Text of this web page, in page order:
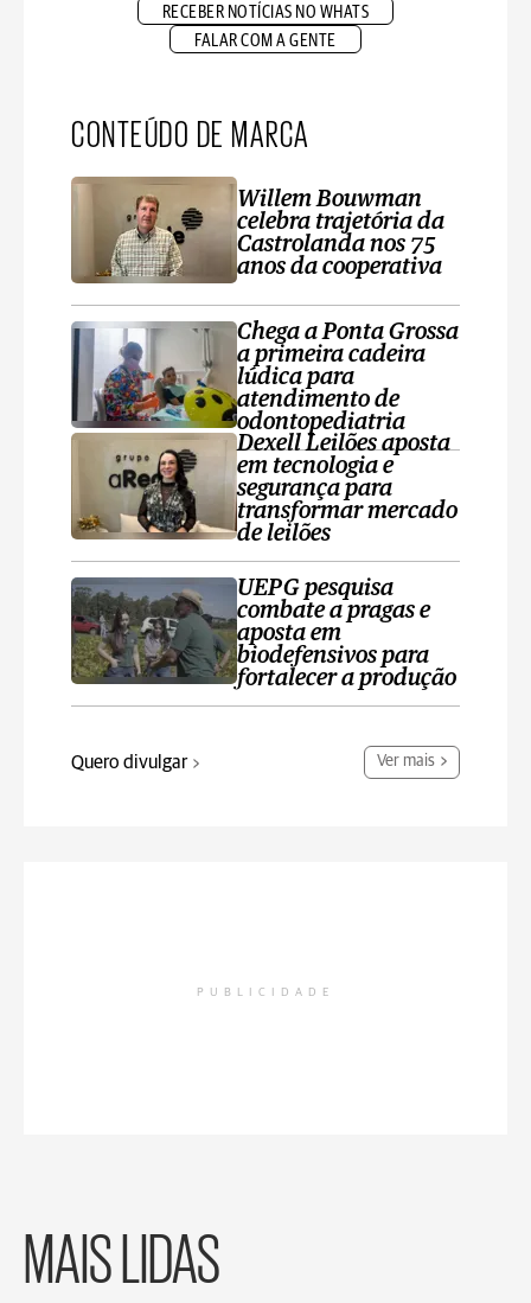
RECEBER NOTÍCIAS NO WHATS
FALAR COM A GENTE
CONTEÚDO DE MARCA
Willem Bouwman
celebra trajetória da
Castrolanda nos 75
anos da cooperativa
Chega a Ponta Grossa
a primeira cadeira
lúdica para
atendimento de
odontopediatria
Dexell Leilões aposta
em tecnologia e
segurança para
transformar mercado
de leilões
UEPG pesquisa
combate a pragas e
aposta em
biodefensivos para
fortalecer a produção
Quero divulgar Ver mais
PUBLICIDADE
MAIS LIDAS